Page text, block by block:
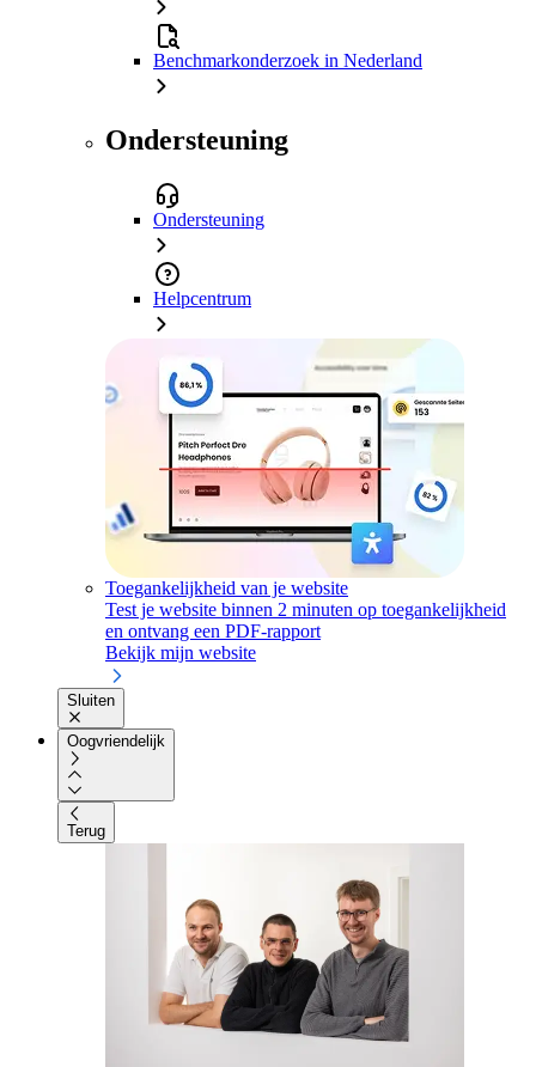
Benchmarkonderzoek in Nederland
Ondersteuning
Ondersteuning
Helpcentrum
Toegankelijkheid van je website
Test je website binnen 2 minuten op toegankelijkheid
en ontvang een PDF-rapport
Bekijk mijn website
Sluiten
Oogvriendelijk
Terug